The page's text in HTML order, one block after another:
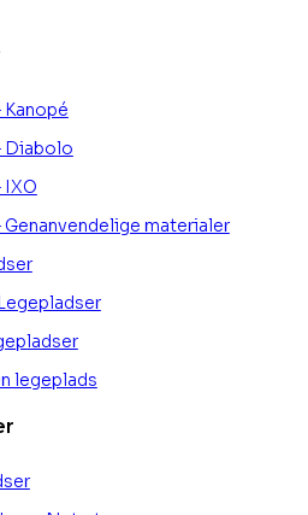
Kanopé
Diabolo
IXO
Genanvendelige materialer
legeplads